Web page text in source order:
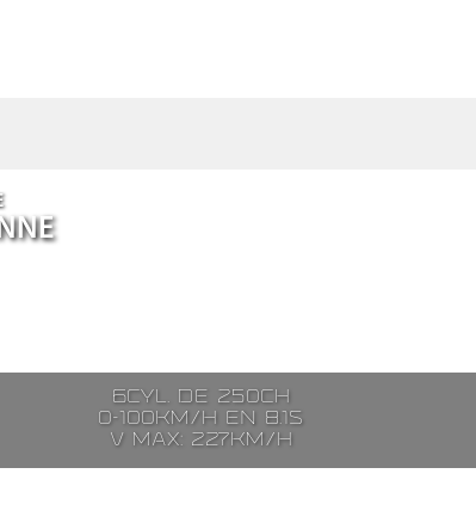
6cyl. de 250ch
0-100km/h en 8.1s
V max: 227km/h